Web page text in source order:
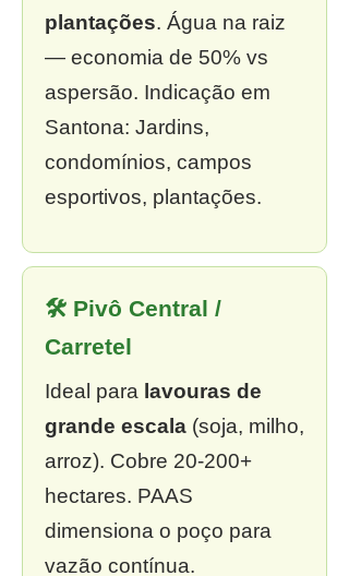
plantações. Água na raiz
— economia de 50% vs
aspersão. Indicação em
Santona: Jardins,
condomínios, campos
esportivos, plantações.
🛠 Pivô Central /
Carretel
Ideal para lavouras de
grande escala (soja, milho,
arroz). Cobre 20-200+
hectares. PAAS
dimensiona o poço para
vazão contínua.